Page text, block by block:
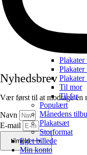
Plakater
Til mor
Til far
Populært
Månedens
Plakatsæt
Storformat
Eget billede
Min konto
Nyhedsbrev
Vær først til at modtage en
Navn
E-mail
tilmeld ⟶